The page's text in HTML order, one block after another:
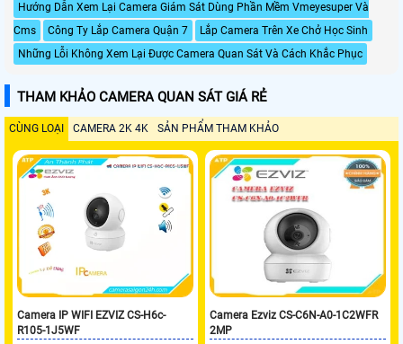
Hướng Dẫn Xem Lại Camera Giám Sát Dùng Phần Mềm Vmeyesuper Và
Cms
Công Ty Lắp Camera Quận 7
Lắp Camera Trên Xe Chở Học Sinh
Những Lỗi Không Xem Lại Được Camera Quan Sát Và Cách Khắc Phục
THAM KHẢO CAMERA QUAN SÁT GIÁ RẺ
CÙNG LOẠI CAMERA 2K 4K SẢN PHẨM THAM KHẢO
Camera IP WIFI EZVIZ CS-H6c-
R105-1J5WF
Camera Ezviz CS-C6N-A0-1C2WFR
2MP